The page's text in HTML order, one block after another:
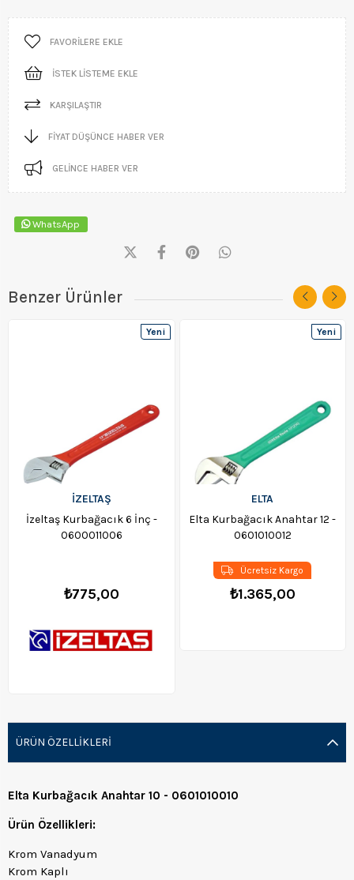
FAVORILERE EKLE
İSTEK LISTEME EKLE
KARŞILAŞTIR
FIYAT DÜŞÜNCE HABER VER
GELINCE HABER VER
WhatsApp
Benzer Ürünler
İZELTAŞ
İzeltaş Kurbağacık 6 İnç -
0600011006
₺775,00
Yeni
ELTA
Elta Kurbağacık Anahtar 12 -
0601010012
₺1.365,00
Ücretsiz Kargo
Yeni
ÜRÜN ÖZELLIKLERI
Elta Kurbağacık Anahtar 10 - 0601010010
Ürün Özellikleri:
Krom Vanadyum
Krom Kaplı